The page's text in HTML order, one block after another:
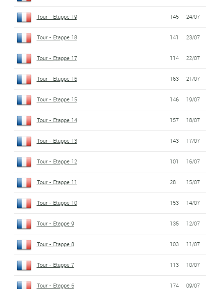
Tour - Etappe 19 145 24/07
Tour - Etappe 18 141 23/07
Tour - Etappe 17 114 22/07
Tour - Etappe 16 163 21/07
Tour - Etappe 15 146 19/07
Tour - Etappe 14 157 18/07
Tour - Etappe 13 143 17/07
Tour - Etappe 12 101 16/07
Tour - Etappe 11 28 15/07
Tour - Etappe 10 153 14/07
Tour - Etappe 9 135 12/07
Tour - Etappe 8 103 11/07
Tour - Etappe 7 113 10/07
Tour - Etappe 6 174 09/07